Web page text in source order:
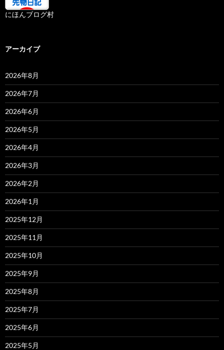
にほんブログ村
アーカイブ
2026年8月
2026年7月
2026年6月
2026年5月
2026年4月
2026年3月
2026年2月
2026年1月
2025年12月
2025年11月
2025年10月
2025年9月
2025年8月
2025年7月
2025年6月
2025年5月